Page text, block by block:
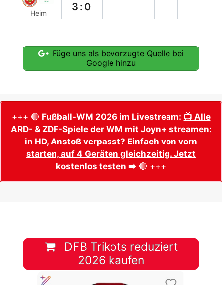
Heim
3:0
Füge uns als bevorzugte Quelle bei
Google hinzu
+++ 🔴 Fußball-WM 2026 im Livestream: 📺 Alle
ARD- & ZDF-Spiele der WM mit Joyn+ streamen:
in HD, Anstoß verpasst? Einfach von vorn
starten, auf 4 Geräten gleichzeitig. Jetzt
kostenlos testen ➡️ 🔴 +++
DFB Trikots reduziert
2026 kaufen